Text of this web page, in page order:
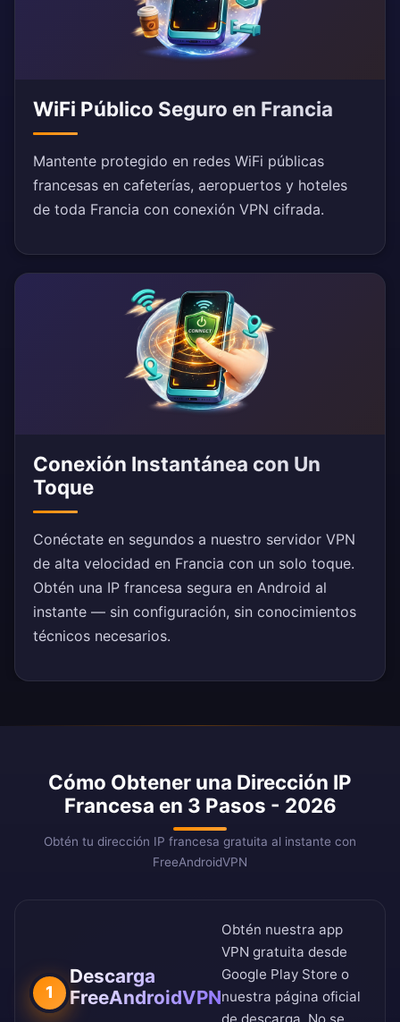
WiFi Público Seguro en Francia
Mantente protegido en redes WiFi públicas
francesas en cafeterías, aeropuertos y hoteles
de toda Francia con conexión VPN cifrada.
Conexión Instantánea con Un
Toque
Conéctate en segundos a nuestro servidor VPN
de alta velocidad en Francia con un solo toque.
Obtén una IP francesa segura en Android al
instante — sin configuración, sin conocimientos
técnicos necesarios.
Cómo Obtener una Dirección IP
Francesa en 3 Pasos - 2026
Obtén tu dirección IP francesa gratuita al instante con
FreeAndroidVPN
1
Descarga
FreeAndroidVPN
Obtén nuestra app
VPN gratuita desde
Google Play Store o
nuestra página oficial